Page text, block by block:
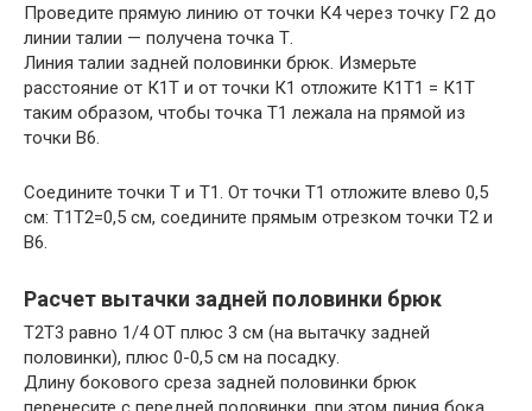
Проведите прямую линию от точки К4 через точку Г2 до
линии талии — получена точка Т.
Линия талии задней половинки брюк. Измерьте
расстояние от К1Т и от точки К1 отложите К1Т1 = К1Т
таким образом, чтобы точка Т1 лежала на прямой из
точки В6.
Соедините точки Т и Т1. От точки Т1 отложите влево 0,5
см: Т1Т2=0,5 см, соедините прямым отрезком точки Т2 и
В6.
Расчет вытачки задней половинки брюк
Т2Т3 равно 1/4 ОТ плюс 3 см (на вытачку задней
половинки), плюс 0-0,5 см на посадку.
Длину бокового среза задней половинки брюк